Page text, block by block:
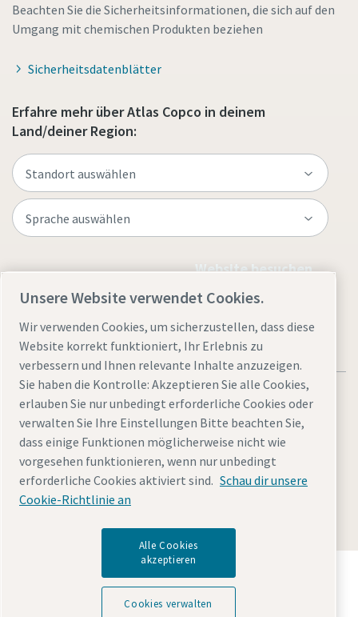
Beachten Sie die Sicherheitsinformationen, die sich auf den
Umgang mit chemischen Produkten beziehen
Sicherheitsdatenblätter
Erfahre mehr über Atlas Copco in deinem
Land/deiner Region:
Website besuchen
Rechtliche Hinweise und Datenschutzerklärung
Cookies verwaltenBarrierefreiheitSitemap
Entdecken Sie, wie die Atlas Copco Group
Technologien ermöglicht, die die Zukunft verändern.
Besuchen Sie die Website der Atlas Copco Group
Unsere Website verwendet Cookies.
Wir verwenden Cookies, um sicherzustellen, dass diese
Website korrekt funktioniert, Ihr Erlebnis zu
verbessern und Ihnen relevante Inhalte anzuzeigen.
Sie haben die Kontrolle: Akzeptieren Sie alle Cookies,
erlauben Sie nur unbedingt erforderliche Cookies oder
verwalten Sie Ihre Einstellungen Bitte beachten Sie,
dass einige Funktionen möglicherweise nicht wie
vorgesehen funktionieren, wenn nur unbedingt
erforderliche Cookies aktiviert sind. Schau dir unsere
Cookie-Richtlinie an
Alle Cookies
akzeptieren
Cookies verwalten